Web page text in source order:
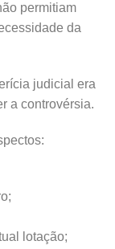
permitiam
da
judicial era
a controvérsia.
lotação;